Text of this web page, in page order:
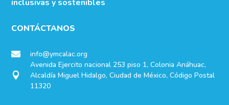
inclusivas y sostenibles
CONTÁCTANOS
 info@ymcalac.org

Avenida Ejercito nacional 253 piso 1, Colonia Anáhuac,
Alcaldía Miguel Hidalgo, Ciudad de México, Código Postal
11320